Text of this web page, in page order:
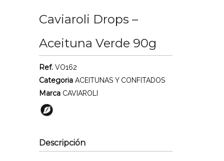
Caviaroli Drops –
Aceituna Verde 90g
Ref.VO162
CategoriaACEITUNAS Y CONFITADOS
Marca CAVIAROLI
Descripción